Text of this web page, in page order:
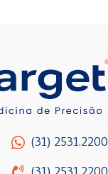
(31) 2531.2200